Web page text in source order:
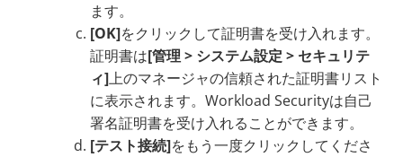
ます。
[OK]をクリックして証明書を受け入れます。
証明書は[管理 > システム設定 > セキュリテ
ィ]上のマネージャの信頼された証明書リスト
に表示されます。Workload Securityは自己
署名証明書を受け入れることができます。
[テスト接続]をもう一度クリックしてくださ